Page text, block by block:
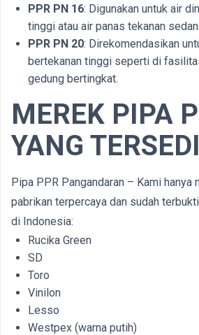
PPR PN 16: Digunakan untuk air
tinggi atau air panas tekanan
PPR PN 20: Direkomendasikan
bertekanan tinggi seperti di
gedung bertingkat.
MEREK PIPA
YANG
Pipa PPR Pangandaran – Kami hanya
pabrikan terpercaya dan sudah
di Indonesia:
Rucika Green
SD
Toro
Vinilon
Lesso
Westpex (warna putih)